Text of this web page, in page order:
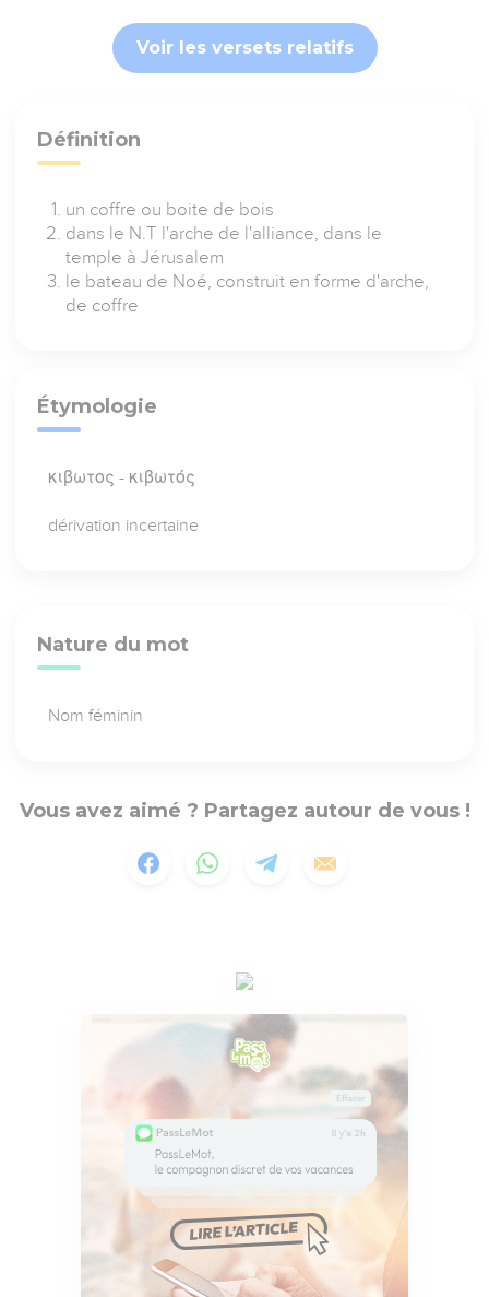
Voir les versets relatifs
Définition
un coffre ou boite de bois
dans le N.T l'arche de l'alliance, dans le
temple à Jérusalem
le bateau de Noé, construit en forme d'arche,
de coffre
Étymologie
κιβωτος - κιβωτός
dérivation incertaine
Nature du mot
Nom féminin
Vous avez aimé ? Partagez autour de vous !